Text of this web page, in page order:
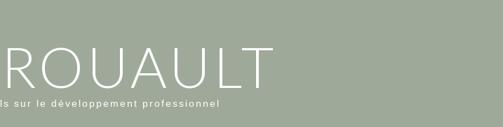
sur le développement professionnel